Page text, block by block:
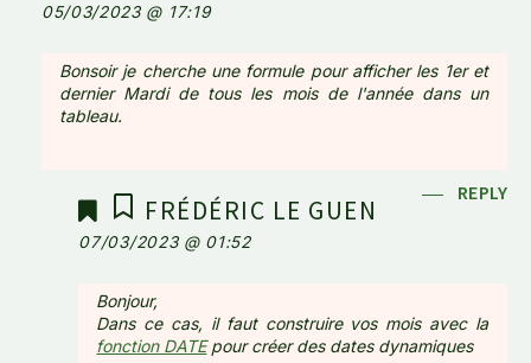
05/03/2023 @ 17:19
Bonsoir je cherche une formule pour afficher les 1er et
dernier Mardi de tous les mois de l'année dans un
tableau.
FRÉDÉRIC LE GUEN
07/03/2023 @ 01:52
Bonjour,
Dans ce cas, il faut construire vos mois avec la
fonction DATEpour créer des dates dynamiques
REPLY